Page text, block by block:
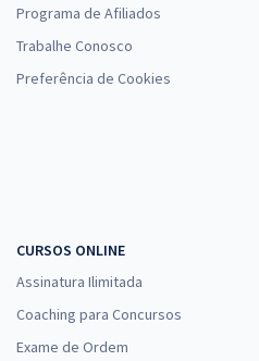
Programa de Afiliados
Trabalhe Conosco
Preferência de Cookies
CURSOS ONLINE
Assinatura Ilimitada
Coaching para Concursos
Exame de Ordem